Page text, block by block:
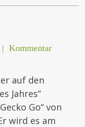
| Kommentar
auf den
Jahres“
Go“ von
wird es am